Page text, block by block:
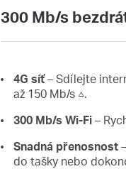
300 Mb/s
4G síť– Sdílejte
až 150 Mb/s △.
300 Mb/s Wi-Fi–
Snadná přenosnost
do tašky nebo